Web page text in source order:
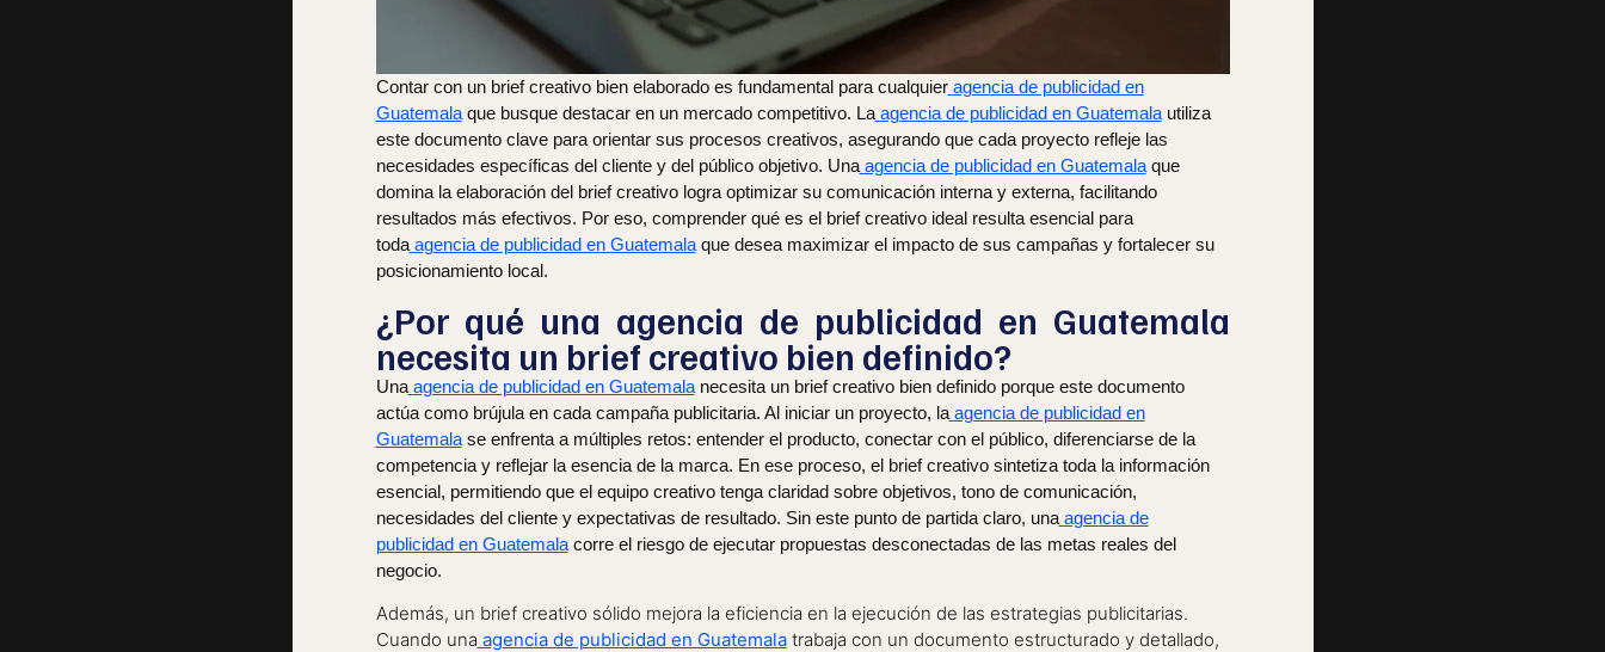
Contar con un brief creativo bien elaborado es fundamental para cualquier agencia de publicidad en
Guatemalaque busque destacar en un mercado competitivo. La agencia de publicidad en Guatemalautiliza
este documento clave para orientar sus procesos creativos, asegurando que cada proyecto refleje las
necesidades específicas del cliente y del público objetivo. Una agencia de publicidad en Guatemalaque
domina la elaboración del brief creativo logra optimizar su comunicación interna y externa, facilitando
resultados más efectivos. Por eso, comprender qué es el brief creativo ideal resulta esencial para
toda agencia de publicidad en Guatemalaque desea maximizar el impacto de sus campañas y fortalecer su
posicionamiento local.
¿Por qué una agencia de publicidad en Guatemala
necesita un brief creativo bien definido?
Una agencia de publicidad en Guatemalanecesita un brief creativo bien definido porque este documento
actúa como brújula en cada campaña publicitaria. Al iniciar un proyecto, la agencia de publicidad en
Guatemalase enfrenta a múltiples retos: entender el producto, conectar con el público, diferenciarse de la
competencia y reflejar la esencia de la marca. En ese proceso, el brief creativo sintetiza toda la información
esencial, permitiendo que el equipo creativo tenga claridad sobre objetivos, tono de comunicación,
necesidades del cliente y expectativas de resultado. Sin este punto de partida claro, una agencia de
publicidad en Guatemalacorre el riesgo de ejecutar propuestas desconectadas de las metas reales del
negocio.
Además, un brief creativo sólido mejora la eficiencia en la ejecución de las estrategias publicitarias.
Cuando una agencia de publicidad en Guatemalatrabaja con un documento estructurado y detallado,